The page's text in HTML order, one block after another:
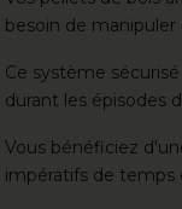
besoin de manipuler
Ce système
durant les épisodes
Vous bénéficiez
impératifs de temps